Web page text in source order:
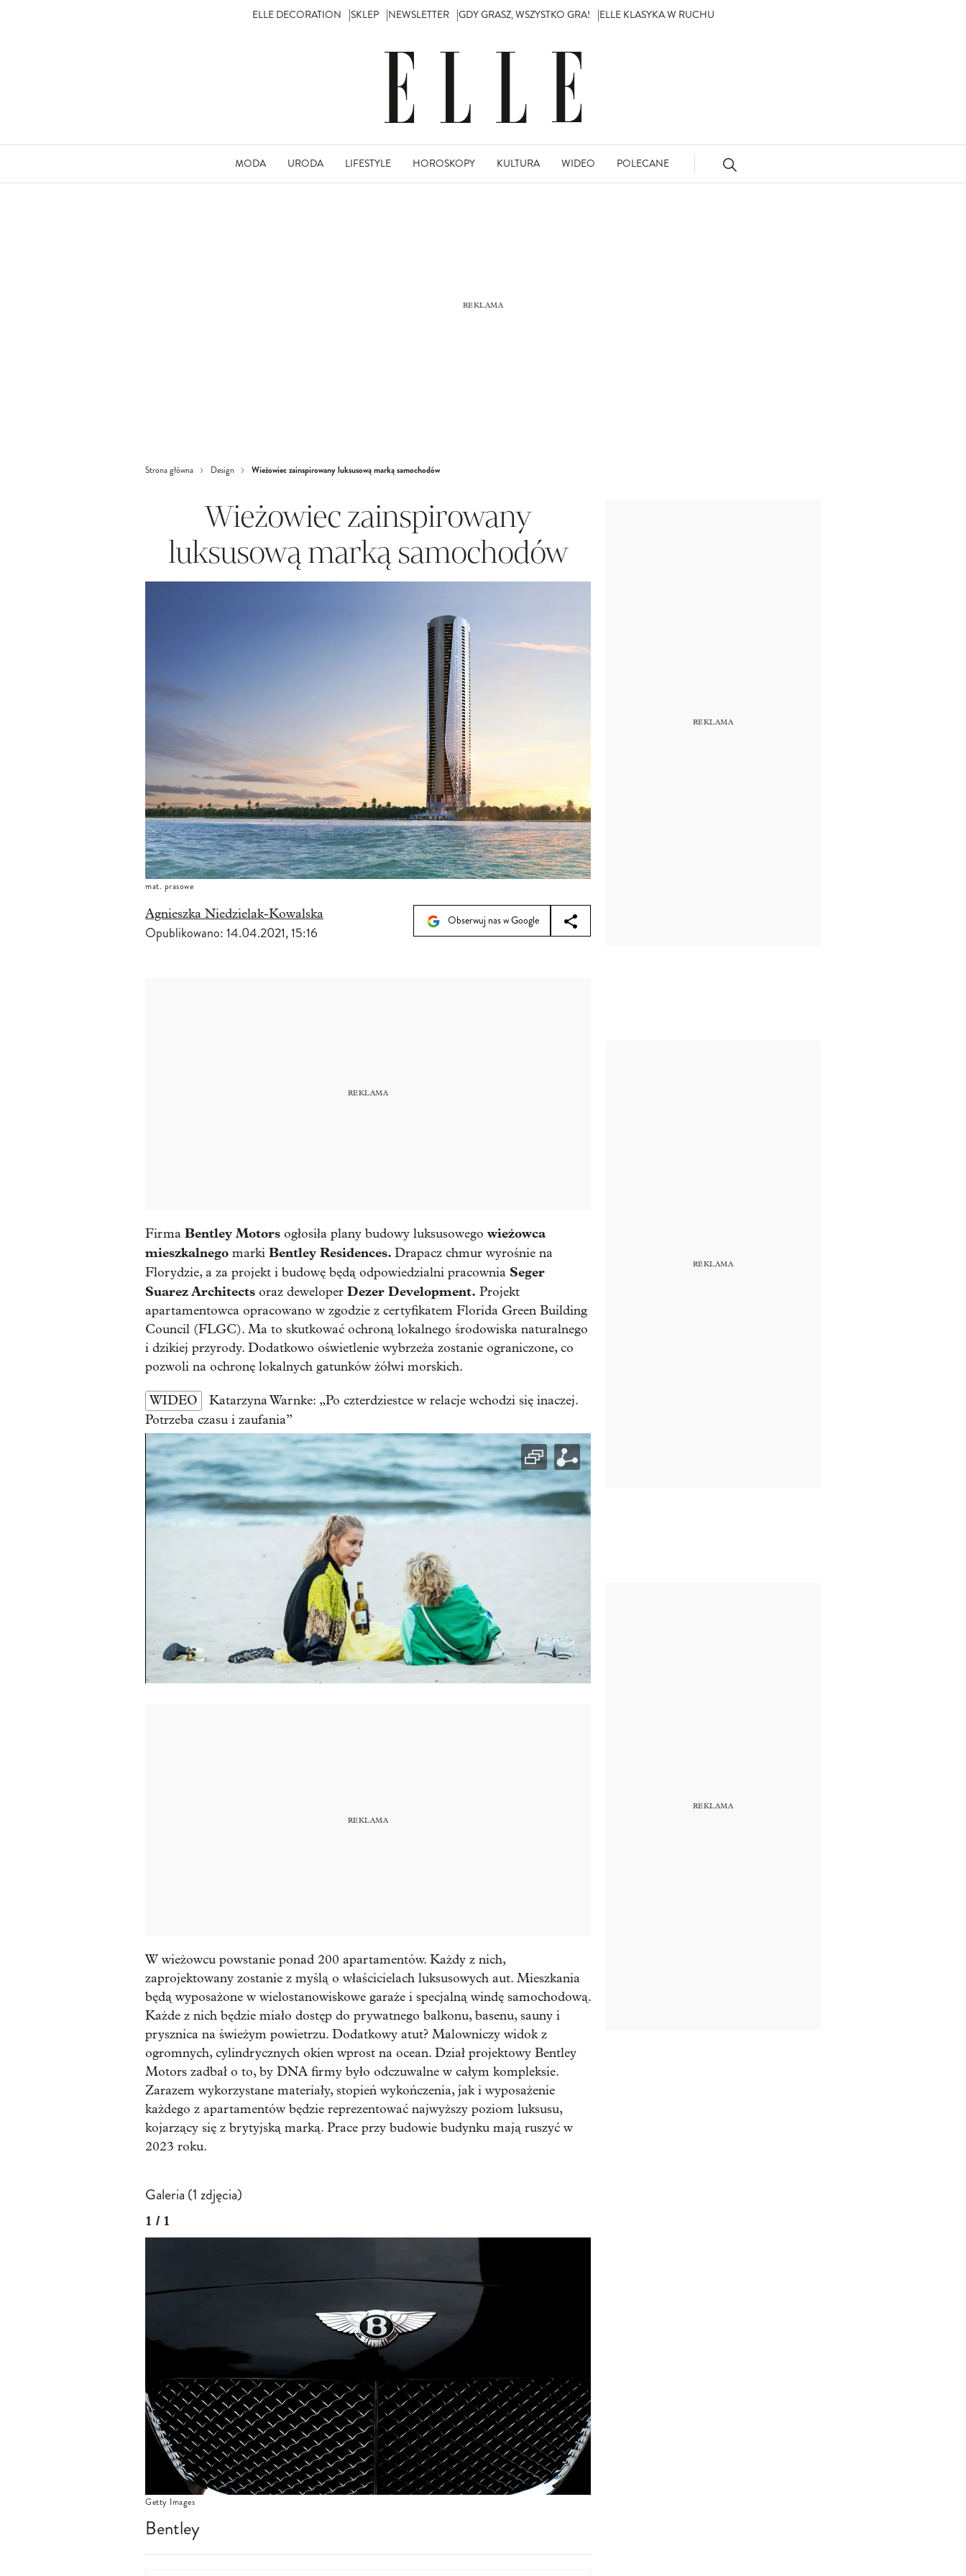
ELLE DECORATION SKLEP NEWSLETTER GDY GRASZ, WSZYSTKO GRA! ELLE KLASYKA W RUCHU
MODA URODA LIFESTYLE HOROSKOPY KULTURA WIDEO POLECANE
Strona główna Design Wieżowiec zainspirowany luksusową marką samochodów
Wieżowiec zainspirowany
luksusową marką samochodów
mat. prasowe
Agnieszka Niedzielak-Kowalska
Opublikowano:14.04.2021, 15:16
Obserwuj nas w Google
Firma Bentley Motors ogłosiła plany budowy luksusowego wieżowca
mieszkalnego marki Bentley Residences. Drapacz chmur wyrośnie na
Florydzie, a za projekt i budowę będą odpowiedzialni pracownia Seger
Suarez Architects oraz deweloper Dezer Development. Projekt
apartamentowca opracowano w zgodzie z certyfikatem Florida Green Building
Council (FLGC). Ma to skutkować ochroną lokalnego środowiska naturalnego
i dzikiej przyrody. Dodatkowo oświetlenie wybrzeża zostanie ograniczone, co
pozwoli na ochronę lokalnych gatunków żółwi morskich.
WIDEO
Katarzyna Warnke: „Po czterdziestce w relacje wchodzi się inaczej.
Potrzeba czasu i zaufania”
W wieżowcu powstanie ponad 200 apartamentów. Każdy z nich,
zaprojektowany zostanie z myślą o właścicielach luksusowych aut. Mieszkania
będą wyposażone w wielostanowiskowe garaże i specjalną windę samochodową.
Każde z nich będzie miało dostęp do prywatnego balkonu, basenu, sauny i
prysznica na świeżym powietrzu. Dodatkowy atut? Malowniczy widok z
ogromnych, cylindrycznych okien wprost na ocean. Dział projektowy Bentley
Motors zadbał o to, by DNA firmy było odczuwalne w całym kompleksie.
Zarazem wykorzystane materiały, stopień wykończenia, jak i wyposażenie
każdego z apartamentów będzie reprezentować najwyższy poziom luksusu,
kojarzący się z brytyjską marką. Prace przy budowie budynku mają ruszyć w
2023 roku.
Galeria (1 zdjęcia)
1 / 1
Getty Images
Bentley